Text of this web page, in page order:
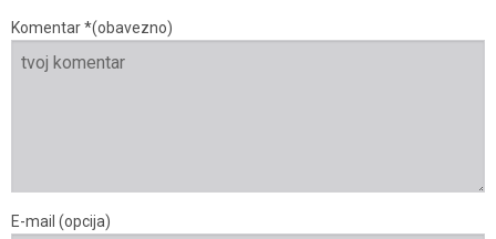
Komentar *(obavezno)
E-mail (opcija)